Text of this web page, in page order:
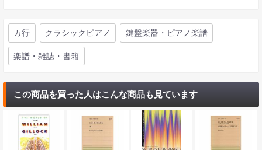
カ行 クラシックピアノ 鍵盤楽器・ピアノ楽譜
楽譜・雑誌・書籍
この商品を買った人はこんな商品も見ています